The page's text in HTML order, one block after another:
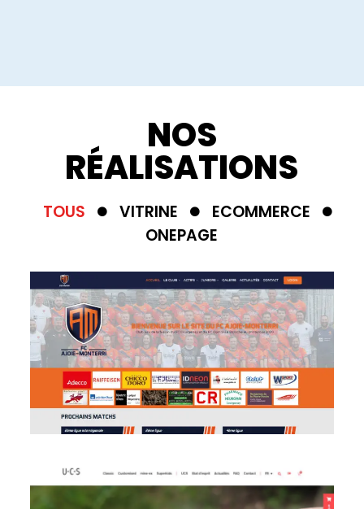
NOS
RÉALISATIONS
TOUS VITRINE
ECOMMERCE
ONEPAGE
Voir le site